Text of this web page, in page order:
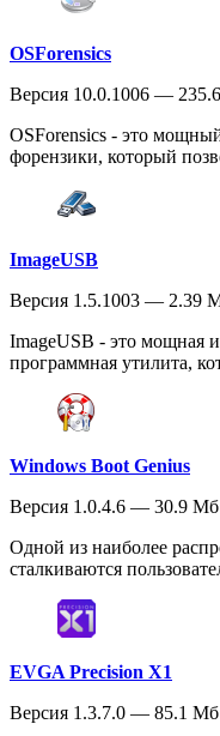
OSForensics
Версия 10.0.1006 —
OSForensics - это
форензики, который
ImageUSB
Версия 1.5.1003 — 2.39
ImageUSB - это мощная
программная утилита,
Windows Boot Genius
Версия 1.0.4.6 — 30.9 Мб
Одной из наиболее
сталкиваются
EVGA Precision X1
Версия 1.3.7.0 — 85.1 Мб